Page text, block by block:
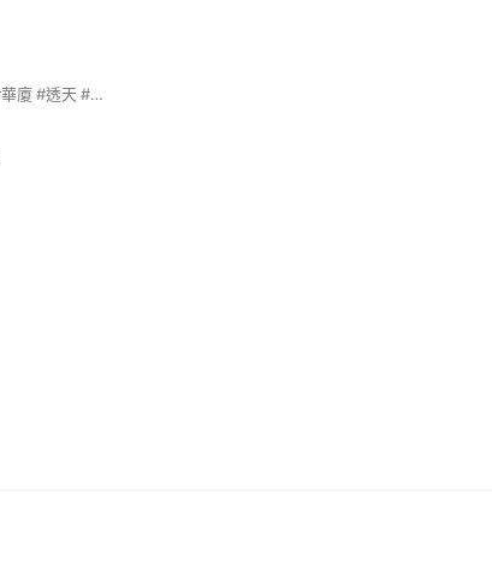
#屏東縣 #房屋土地 #大樓 #華廈 #透天 #店面 #店住 #公寓 #廠房 #土地 #套房